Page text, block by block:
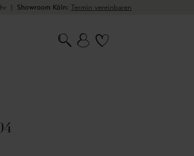
| Showroom Köln: Termin vereinbaren